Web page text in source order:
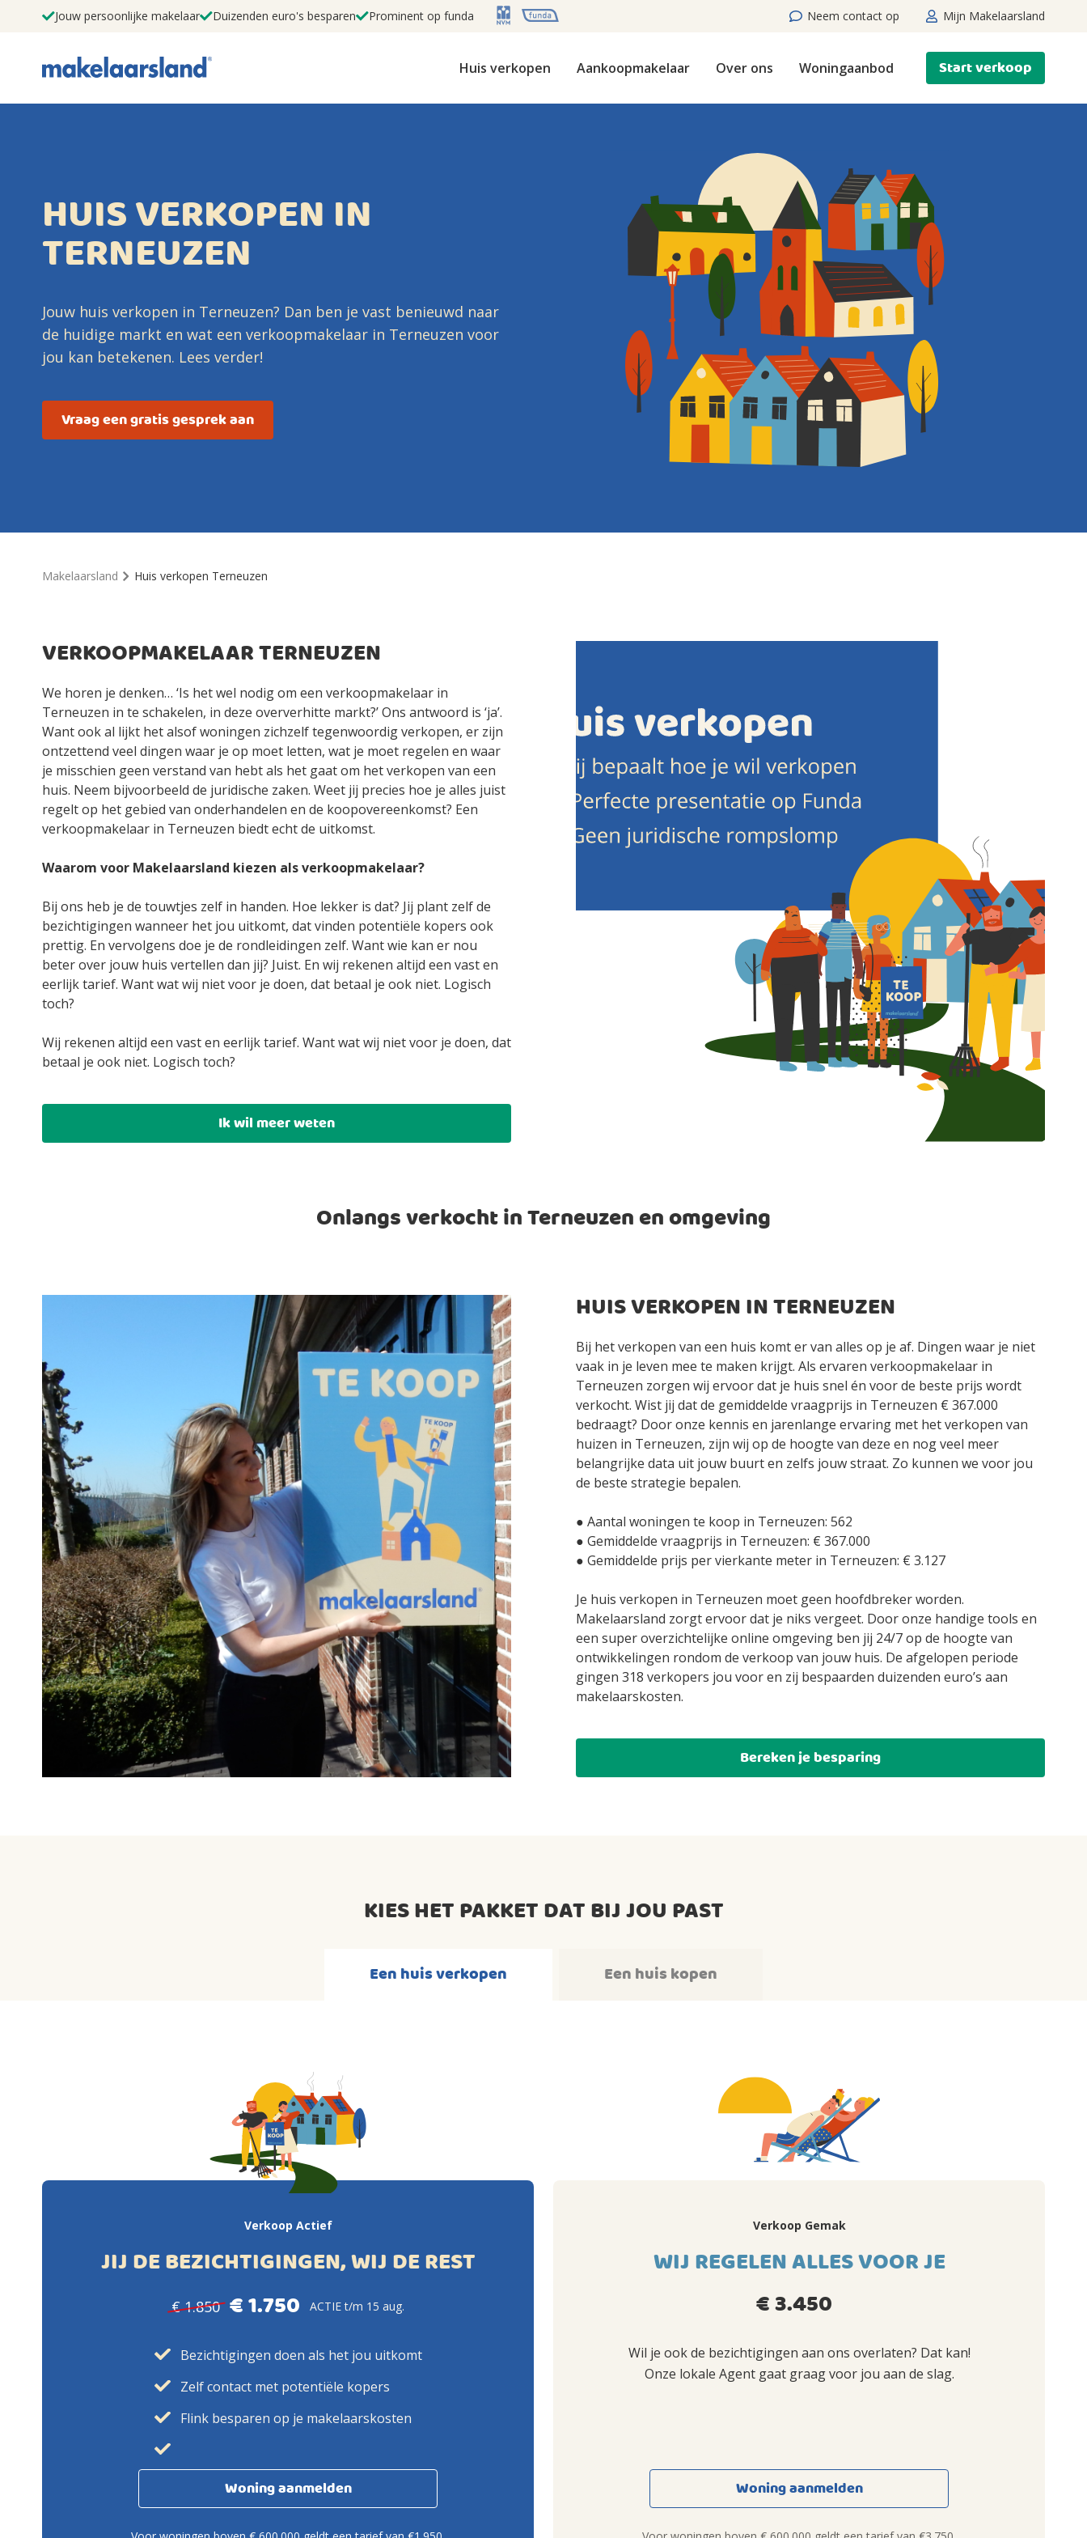
Jouw persoonlijke makelaar Duizenden euro's besparen Prominent op funda Neem contact op Mijn Makelaarsland
Huis verkopen Aankoopmakelaar Over ons Woningaanbod Start verkoop
HUIS VERKOPEN IN
TERNEUZEN
Jouw huis verkopen in Terneuzen? Dan ben je vast benieuwd naar
de huidige markt en wat een verkoopmakelaar in Terneuzen voor
jou kan betekenen. Lees verder!
Vraag een gratis gesprek aan
Makelaarsland Huis verkopen Terneuzen
VERKOOPMAKELAAR TERNEUZEN
We horen je denken… ‘Is het wel nodig om een verkoopmakelaar in
Terneuzen in te schakelen, in deze oververhitte markt?’ Ons antwoord is ‘ja’.
Want ook al lijkt het alsof woningen zichzelf tegenwoordig verkopen, er zijn
ontzettend veel dingen waar je op moet letten, wat je moet regelen en waar
je misschien geen verstand van hebt als het gaat om het verkopen van een
huis. Neem bijvoorbeeld de juridische zaken. Weet jij precies hoe je alles juist
regelt op het gebied van onderhandelen en de koopovereenkomst? Een
verkoopmakelaar in Terneuzen biedt echt de uitkomst.
Waarom voor Makelaarsland kiezen als verkoopmakelaar?
Bij ons heb je de touwtjes zelf in handen. Hoe lekker is dat? Jij plant zelf de
bezichtigingen wanneer het jou uitkomt, dat vinden potentiële kopers ook
prettig. En vervolgens doe je de rondleidingen zelf. Want wie kan er nou
beter over jouw huis vertellen dan jij? Juist. En wij rekenen altijd een vast en
eerlijk tarief. Want wat wij niet voor je doen, dat betaal je ook niet. Logisch
toch?
Wij rekenen altijd een vast en eerlijk tarief. Want wat wij niet voor je doen, dat
betaal je ook niet. Logisch toch?
Ik wil meer weten
Onlangs verkocht in Terneuzen en omgeving
HUIS VERKOPEN IN TERNEUZEN
Bij het verkopen van een huis komt er van alles op je af. Dingen waar je niet
vaak in je leven mee te maken krijgt. Als ervaren verkoopmakelaar in
Terneuzen zorgen wij ervoor dat je huis snel én voor de beste prijs wordt
verkocht. Wist jij dat de gemiddelde vraagprijs in Terneuzen € 367.000
bedraagt? Door onze kennis en jarenlange ervaring met het verkopen van
huizen in Terneuzen, zijn wij op de hoogte van deze en nog veel meer
belangrijke data uit jouw buurt en zelfs jouw straat. Zo kunnen we voor jou
de beste strategie bepalen.
● Aantal woningen te koop in Terneuzen: 562
● Gemiddelde vraagprijs in Terneuzen: € 367.000
● Gemiddelde prijs per vierkante meter in Terneuzen: € 3.127
Je huis verkopen in Terneuzen moet geen hoofdbreker worden.
Makelaarsland zorgt ervoor dat je niks vergeet. Door onze handige tools en
een super overzichtelijke online omgeving ben jij 24/7 op de hoogte van
ontwikkelingen rondom de verkoop van jouw huis. De afgelopen periode
gingen 318 verkopers jou voor en zij bespaarden duizenden euro’s aan
makelaarskosten.
Bereken je besparing
KIES HET PAKKET DAT BIJ JOU PAST
Een huis verkopen Een huis kopen
Verkoop Actief
JIJ DE BEZICHTIGINGEN, WIJ DE REST
€ 1.850 € 1.750 ACTIE t/m 15 aug.
Bezichtigingen doen als het jou uitkomt
Zelf contact met potentiële kopers
Flink besparen op je makelaarskosten
Woning aanmelden
Verkoop Gemak
WIJ REGELEN ALLES VOOR JE
€ 3.450
Wil je ook de bezichtigingen aan ons overlaten? Dat kan!
Onze lokale Agent gaat graag voor jou aan de slag.
Woning aanmelden